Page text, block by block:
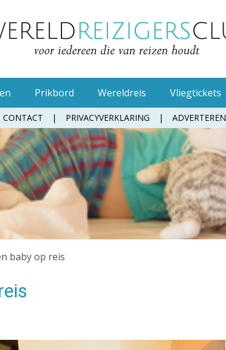
Muggenspray
Oordopjes
Tandenborstel
Toiletpapier
Waterfles
Prikbord Wereldreis Vliegtickets
CONTACT PRIVACYVERKLARING ADVERTEREN
baby op reis